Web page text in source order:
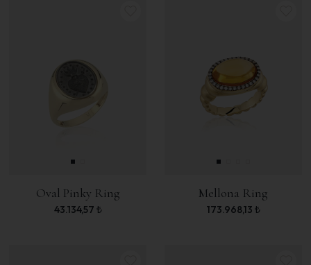
Oval Pinky Ring
43.134,57 ₺
Mellona Ring
173.968,13 ₺